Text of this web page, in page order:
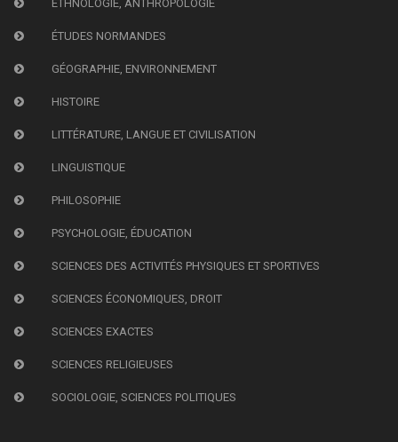
ETHNOLOGIE, ANTHROPOLOGIE
ÉTUDES NORMANDES
GÉOGRAPHIE, ENVIRONNEMENT
HISTOIRE
LITTÉRATURE, LANGUE ET CIVILISATION
LINGUISTIQUE
PHILOSOPHIE
PSYCHOLOGIE, ÉDUCATION
SCIENCES DES ACTIVITÉS PHYSIQUES ET SPORTIVES
SCIENCES ÉCONOMIQUES, DROIT
SCIENCES EXACTES
SCIENCES RELIGIEUSES
SOCIOLOGIE, SCIENCES POLITIQUES